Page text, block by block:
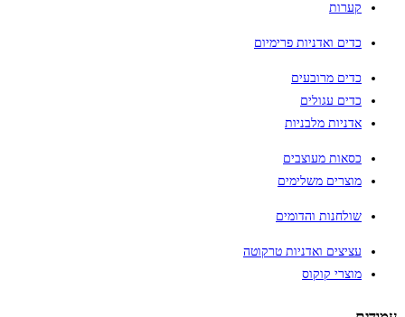
קערות
כדים ואדניות פרימיום
כדים מרובעים
כדים עגולים
אדניות מלבניות
כסאות מעוצבים
מוצרים משלימים
שולחנות והדומים
עציצים ואדניות טרקוטה
מוצרי קוקוס